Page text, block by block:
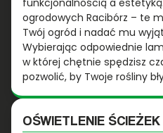
funkcjonalnością a
ogrodowych Racibórz – te
Twój ogród i nadać mu
Wybierając odpowiednie
w której chętnie spędzisz
pozwolić, by Twoje rośliny
OŚWIETLENIE ŚCIEŻEK